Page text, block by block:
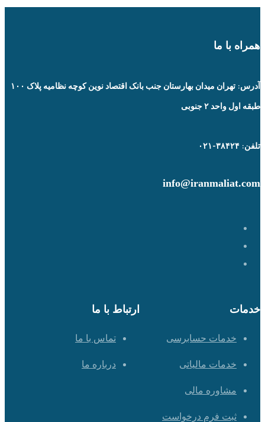
همراه با ما
آدرس: تهران میدان بهارستان جنب بانک اقتصاد نوین کوچه نظامیه پلاک ۱۰۰
طبقه اول واحد ۲ جنوبی
تلفن: ۳۸۴۲۴-۰۲۱
info@iranmaliat.com
خدمات
خدمات حسابرسی
خدمات مالیاتی
مشاوره مالی
ثبت فرم درخواست
ارتباط با ما
تماس با ما
درباره ما